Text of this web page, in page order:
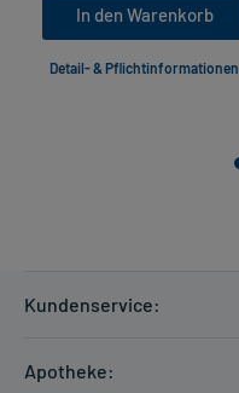
In den Warenkorb
Detail- & Pflichtinformationen
Kundenservice:
Apotheke: